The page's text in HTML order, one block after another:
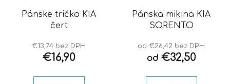
Pánske tričko KIA
čert
€13,74 bez DPH
€16,90
Pánska mikina KIA
SORENTO
od €26,42 bez DPH
od€32,50